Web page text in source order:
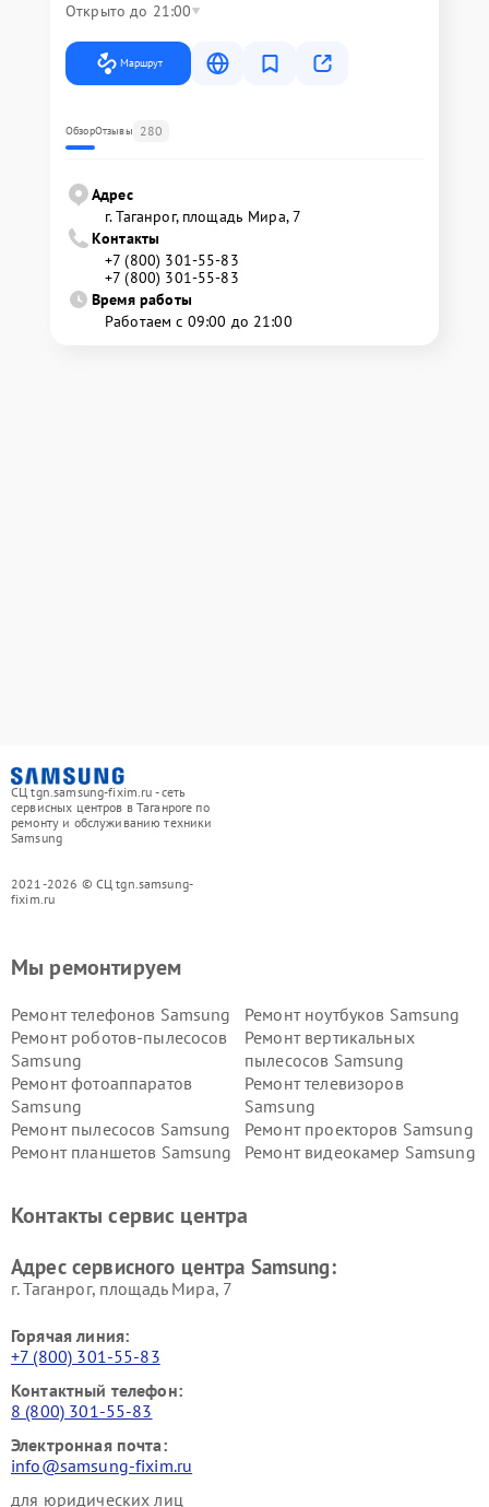
Открыто до 21:00
Маршрут
ОбзорОтзывы 280
Адрес
г. Таганрог, площадь Мира, 7
Контакты
+7 (800) 301-55-83
+7 (800) 301-55-83
Время работы
Работаем с 09:00 до 21:00
СЦ tgn.samsung-fixim.ru - сеть
сервисных центров в Таганроге по
ремонту и обслуживанию техники
Samsung
2021-2026 © СЦ tgn.samsung-
fixim.ru
Мы ремонтируем
Ремонт телефонов Samsung
Ремонт ноутбуков Samsung
Ремонт роботов-пылесосов
Samsung
Ремонт вертикальных
пылесосов Samsung
Ремонт фотоаппаратов
Samsung
Ремонт телевизоров
Samsung
Ремонт пылесосов Samsung
Ремонт проекторов Samsung
Ремонт планшетов Samsung
Ремонт видеокамер Samsung
Контакты сервис центра
Адрес сервисного центра Samsung:
г. Таганрог, площадь Мира, 7
Горячая линия:
+7 (800) 301-55-83
Контактный телефон:
8 (800) 301-55-83
Электронная почта:
info@samsung-fixim.ru
для юридических лиц